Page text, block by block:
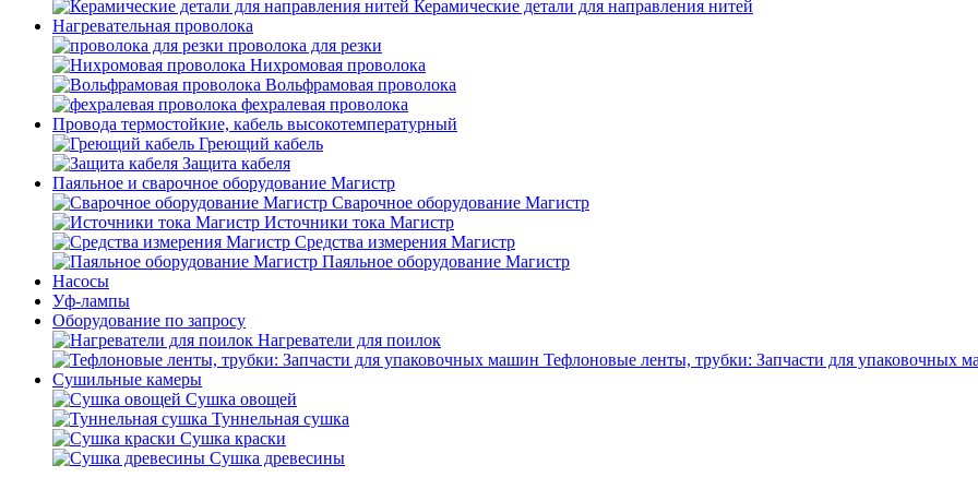
Керамические детали для направления нитей
Нагревательная проволока
проволока для резки
Нихромовая проволока
Вольфрамовая проволока
фехралевая проволока
Провода термостойкие, кабель высокотемпературный
Греющий кабель
Защита кабеля
Паяльное и сварочное оборудование Магистр
Сварочное оборудование Магистр
Источники тока Магистр
Средства измерения Магистр
Паяльное оборудование Магистр
Насосы
Уф-лампы
Оборудование по запросу
Нагреватели для поилок
Тефлоновые ленты, трубки: Запчасти для упаковочных
Сушильные камеры
Сушка овощей
Туннельная сушка
Сушка краски
Сушка древесины